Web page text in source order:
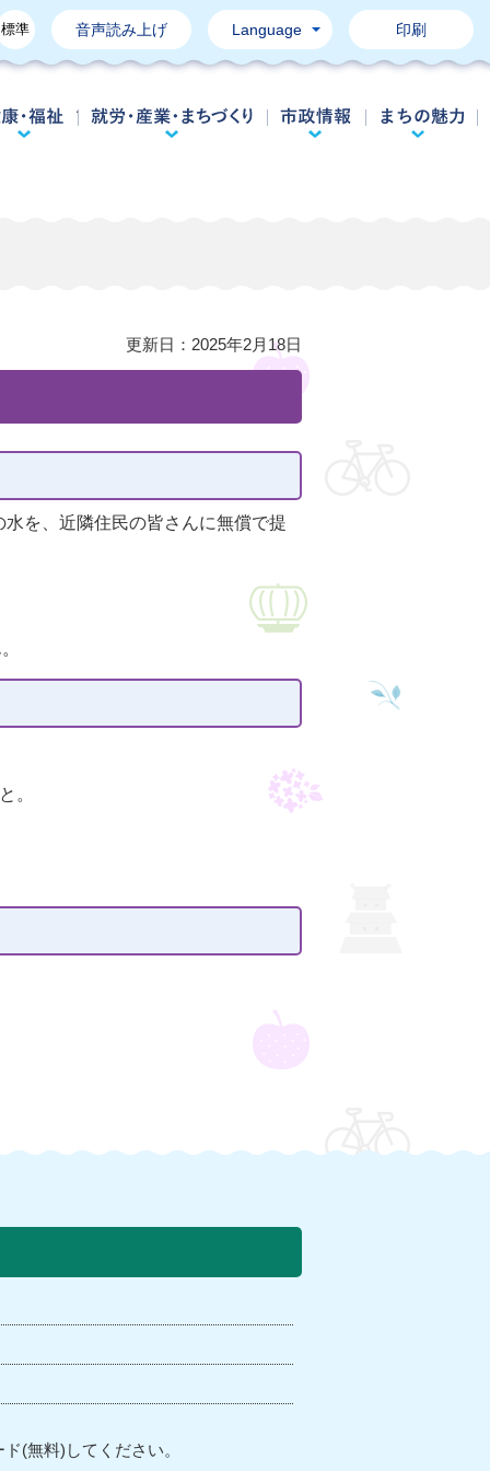
標準 音声読み上げ Language 印刷
・教育 健康・福祉 就労・産業・まちづくり
市政情報
更新日： 2025年2月18日
を、近隣住民の皆さんに無償で提
。
(無料)してください。